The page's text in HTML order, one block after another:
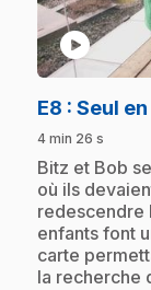
play_circle
E8 : Seul
4 min 26 s
.Bitz et Bob
où ils
redescendre
enfants font
carte
la recherche